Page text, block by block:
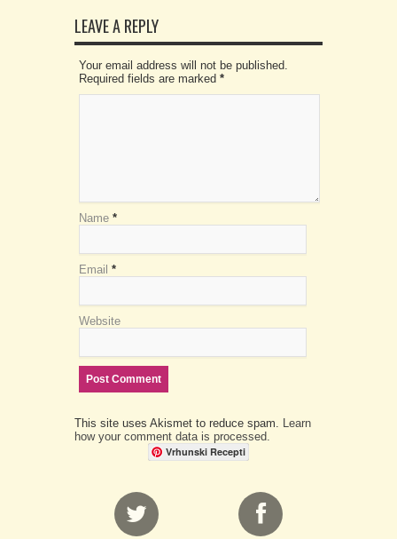
LEAVE A REPLY
Your email address will not be published.
Required fields are marked *
Name *
Email *
Website
This site uses Akismet to reduce spam. Learn
how your comment data is processed.
Vrhunski Recepti